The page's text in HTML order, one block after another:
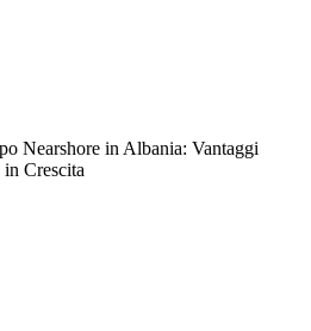
Nearshore in Albania: Vantaggi
Crescita